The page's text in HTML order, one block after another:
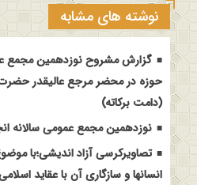
نوشته های مشابه
گزارش مشروح نوزدهمین مجمع
حوزه در محضر مرجع عالیقدر
(دامت برکاته)
نوزدهمین مجمع عمومی سالانه
تصاویرکرسی آزاد اندیشی؛با
انسانها و سازگاری آن با عقاید